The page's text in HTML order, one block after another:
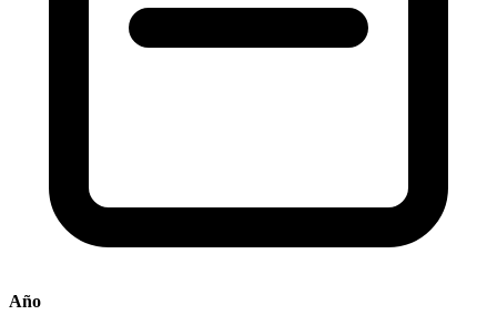
Año